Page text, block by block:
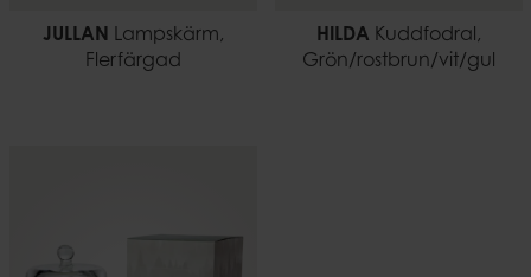
JULLAN Lampskärm,
Flerfärgad
HILDA Kuddfodral,
Grön/rostbrun/vit/gul